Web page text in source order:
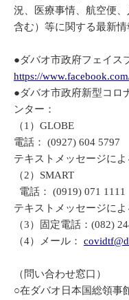
況、医療事情、航空便
含む）等に関する最新情
●ダバオ市政府フェイス
https://
●ダバオ市政府新型コロ
ンター：
（1）GLOBE
電話： (0927) 604 5797
テキストメッセージに
（2）SMART
電話： (0919) 071 1111
テキストメッセージに
（3）固定電話：(082)
（4）メール：
（問い合わせ窓口）
○在ダバオ日本国総領事